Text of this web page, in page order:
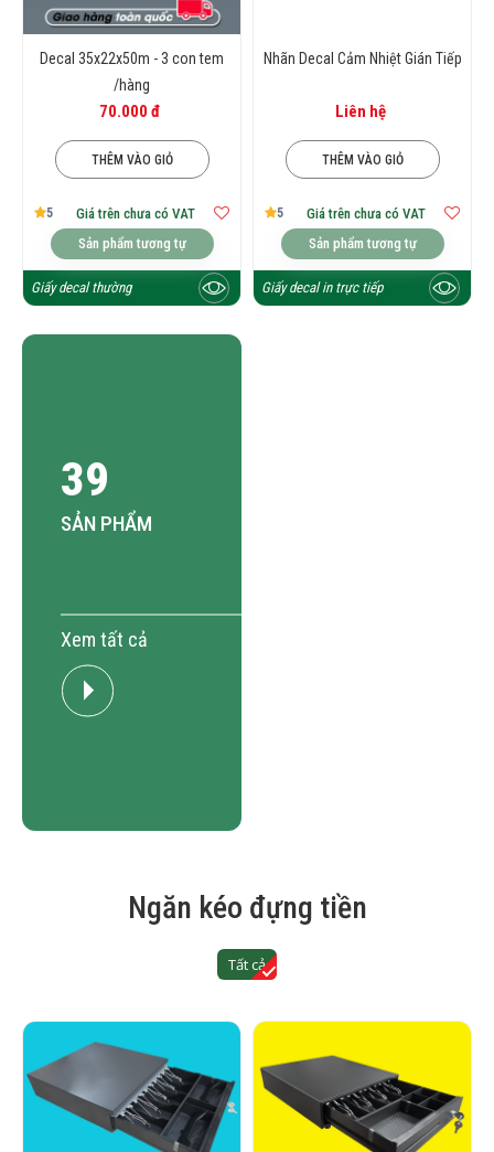
Decal 35x22x50m - 3 con tem
/hàng
70.000 đ
THÊM VÀO GIỎ
5
Giá trên chưa có VAT
Sản phẩm tương tự
Giấy decal thường
Nhãn Decal Cảm Nhiệt Gián Tiếp
Liên hệ
THÊM VÀO GIỎ
5
Giá trên chưa có VAT
Sản phẩm tương tự
Giấy decal in trực tiếp
39
SẢN PHẨM
Xem tất cả
Ngăn kéo đựng tiền
Tất cả